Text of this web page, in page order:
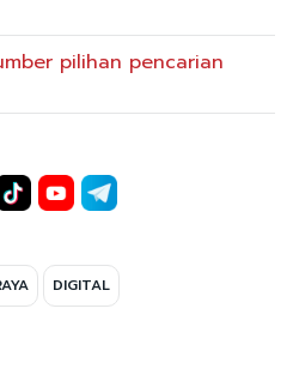
pilihan pencarian
DIGITAL